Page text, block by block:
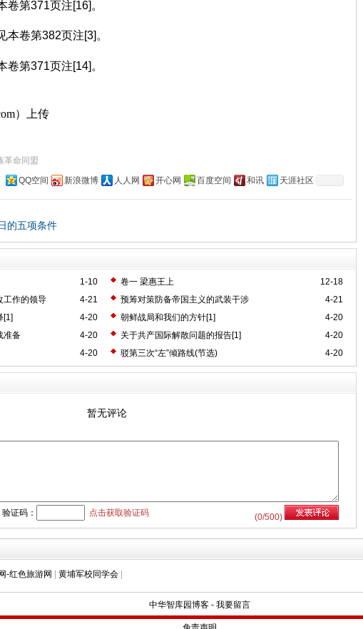
卷第371页注[16]。
本卷第382页注[3]。
卷第371页注[14]。
）上传
革命同盟
QQ空间 新浪微博 人人网 开心网 百度空间 和讯 天涯社区
的五项条件
1-10 12-18
卷一 梁惠王上
4-21
工作的领导 4-21
预筹对策防备帝国主义的武装干涉
4-20
[1] 4-20
朝鲜战局和我们的方针[1]
4-20
准备 4-20
关于共产国际解散问题的报告[1]
4-20
4-20
驳第三次“左”倾路线(节选)
暂无评论
(0/500)
证码： 点击获取验证码
-红色旅游网 黄埔军校同学会
中华智库园博客- 我要留言